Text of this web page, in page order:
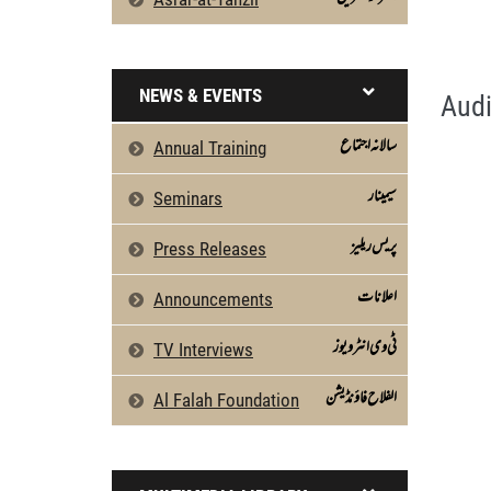
NEWS & EVENTS
Annual Training سالانہ اجتماع
Seminars سیمینار
Press Releases پریس ریلیز
Announcements اعلانات
TV Interviews ٹی وی انٹرویوز
Al Falah Foundation الفلاح فاؤنڈیشن